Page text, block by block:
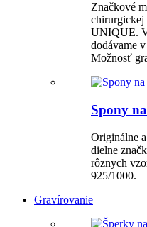
Značkové
chirurgickej
UNIQUE.
dodávame
Možnosť
Spony
Originálne
dielne
rôznych
925/1000.
Gravírovanie